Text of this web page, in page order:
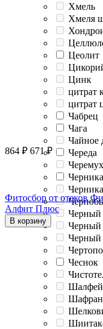
Хмель
Хмеля
Цеолит
Цинк
цитрат
цитрат
Чабрец
Чага
Чайное
Череда
Черника
Черный
Черный
Черный
Чеснок
Шалфей
Шафран
864 ₽ 671 ₽
Фитосбор от отеков
Алфит Плюс
В корзину